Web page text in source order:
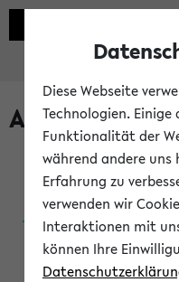
Archivierte
Anglistik: British and
(Einschreibung bis
Anglistik: British and
(Einschreibung bis
Diese Webseite
Technologien.
Funktionalität der
während andere uns
Erfahrung zu
verwenden wir
Interaktionen mit
können Ihre